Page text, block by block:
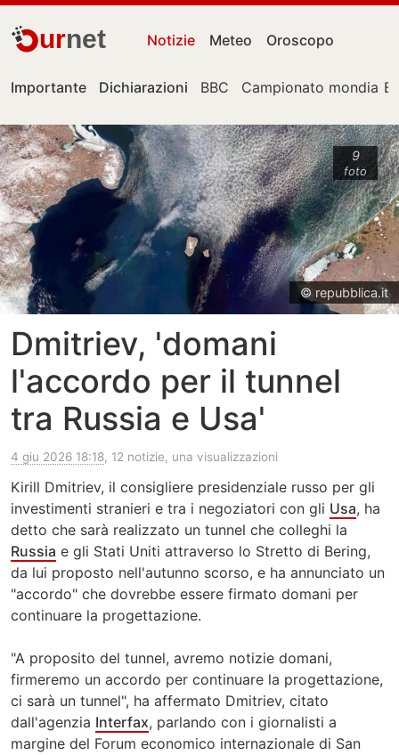
urnet Notizie Meteo Oroscopo
Importante Dichiarazioni BBC Campionato mondiale
9
foto
© repubblica.it
Dmitriev, 'domani
l'accordo per il tunnel
tra Russia e Usa'
4 giu 2026 18:18, 12 notizie, una visualizzazioni
Kirill Dmitriev, il consigliere presidenziale russo per gli
investimenti stranieri e tra i negoziatori con gli Usa, ha
detto che sarà realizzato un tunnel che colleghi la
Russia e gli Stati Uniti attraverso lo Stretto di Bering,
da lui proposto nell'autunno scorso, e ha annunciato un
"accordo" che dovrebbe essere firmato domani per
continuare la progettazione.
"A proposito del tunnel, avremo notizie domani,
firmeremo un accordo per continuare la progettazione,
ci sarà un tunnel", ha affermato Dmitriev, citato
dall'agenzia Interfax, parlando con i giornalisti a
margine del Forum economico internazionale di San